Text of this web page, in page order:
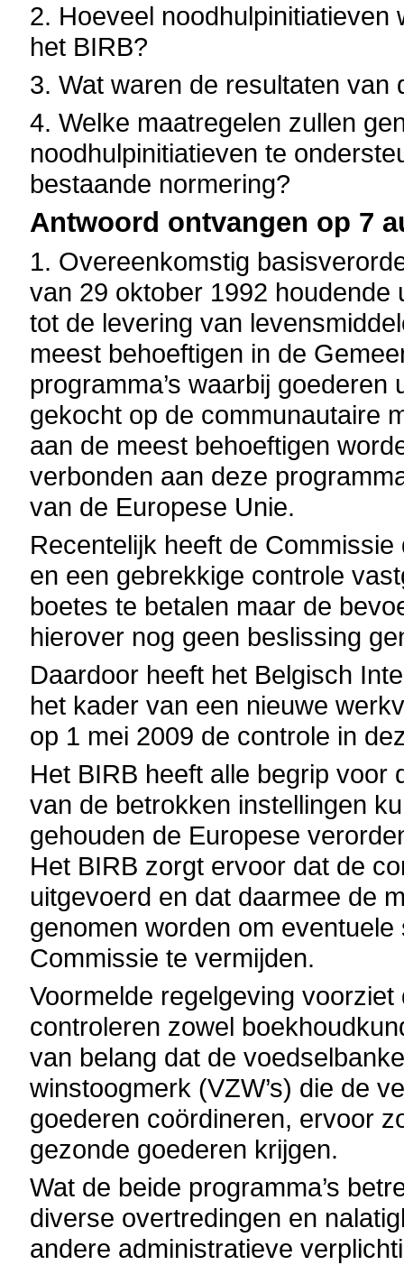
2. Hoeveel
het BIRB?
3. Wat waren de resultaten van
4. Welke maatregelen zullen
noodhulpinitiatieven te
bestaande normering?
Antwoord ontvangen op 7
1. Overeenkomstig
van 29 oktober 1992
tot de levering van
meest behoeftigen in de
programma’s waarbij
gekocht op de communautaire
aan de meest behoeftigen
verbonden aan deze
van de Europese Unie.
Recentelijk heeft de
en een gebrekkige controle
boetes te betalen maar de
hierover nog geen beslissing
Daardoor heeft het Belgisch
het kader van een nieuwe
op 1 mei 2009 de controle in
Het BIRB heeft alle begrip voor
van de betrokken instellingen
gehouden de Europese
Het BIRB zorgt ervoor dat de
uitgevoerd en dat daarmee de
genomen worden om
Commissie te vermijden.
Voormelde regelgeving
controleren zowel
van belang dat de
winstoogmerk (VZW’s) die de
goederen coördineren, ervoor
gezonde goederen krijgen.
Wat de beide programma’s
diverse overtredingen en
andere administratieve